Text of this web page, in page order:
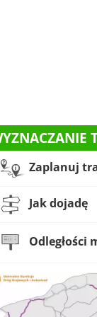
Zaplanuj
Jak dojadę
Odległości